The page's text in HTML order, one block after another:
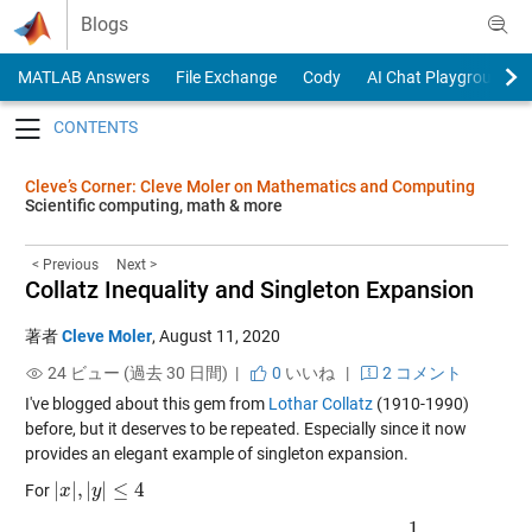
Skip to content
Blogs
MATLAB Answers File Exchange Cody
AI Chat Playground
Cleve’s Corner: Cleve Moler on Mathematics and Computing
Scientific computing, math & more
< Previous Next >
Collatz Inequality and Singleton Expansion
著者Cleve Moler, August 11, 2020
24 ビュー (過去 30 日間) |
0 いいね |
2 コメント
I've blogged about this gem from Lothar Collatz(1910-1990)
before, but it deserves to be repeated. Especially since it now
provides an elegant example of singleton expansion.
For x , |y| ≤ 4
x|, y ≤4